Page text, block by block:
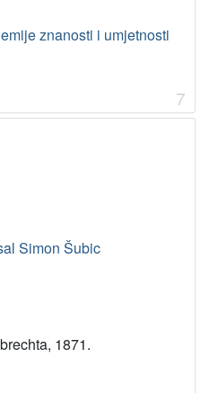
znanosti i umjetnosti
7
Simon Šubic
1871.